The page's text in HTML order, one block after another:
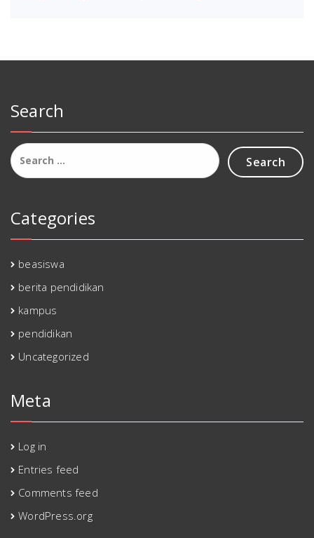
Search
Search
for:
Categories
beasiswa
berita pendidikan
kampus
pendidikan
Uncategorized
Meta
Log in
Entries feed
Comments feed
WordPress.org